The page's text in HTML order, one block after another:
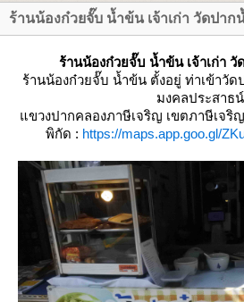
ร้านน้องก๋วยจั๊บ น้ำข้น เจ้าเก่า วัดปาก
ร้านน้องก๋วยจั๊บ น้ำข้น เจ้าเก่า
ร้านน้องก๋วยจั๊บ น้ำข้นตั้งอยู่ ท่าเข้าวัด
มงคลประสาธน์
ขวงปากคลองภาษีเจริญ เขตภาษีเจริ
พิกัด : https://maps.app.goo.gl/